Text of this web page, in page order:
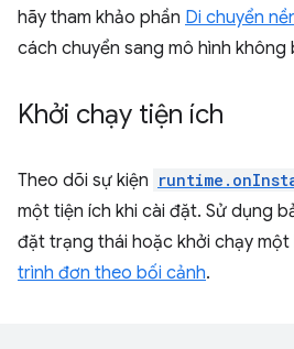
hãy tham khảo phần Di chuyển
cách chuyển sang mô hình không
Khởi chạy tiện ích
Theo dõi sự kiện
một tiện ích khi cài đặt. Sử dụng
đặt trạng thái hoặc khởi chạy một
trình đơn theo bối cảnh.